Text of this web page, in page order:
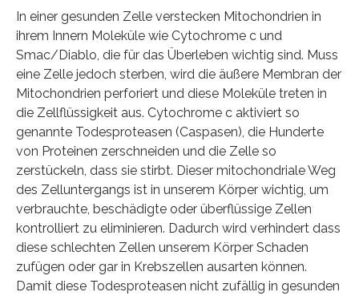
In einer gesunden Zelle verstecken Mitochondrien in
ihrem Innern Moleküle wie Cytochrome c und
Smac/Diablo, die für das Überleben wichtig sind. Muss
eine Zelle jedoch sterben, wird die äußere Membran der
Mitochondrien perforiert und diese Moleküle treten in
die Zellflüssigkeit aus. Cytochrome c aktiviert so
genannte Todesproteasen (Caspasen), die Hunderte
von Proteinen zerschneiden und die Zelle so
zerstückeln, dass sie stirbt. Dieser mitochondriale Weg
des Zelluntergangs ist in unserem Körper wichtig, um
verbrauchte, beschädigte oder überflüssige Zellen
kontrolliert zu eliminieren. Dadurch wird verhindert dass
diese schlechten Zellen unserem Körper Schaden
zufügen oder gar in Krebszellen ausarten können.
Damit diese Todesproteasen nicht zufällig in gesunden